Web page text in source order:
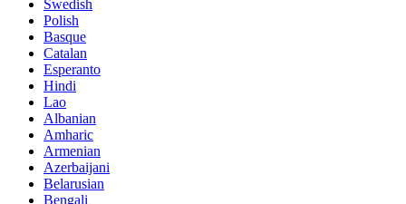
Swedish
Polish
Basque
Catalan
Esperanto
Hindi
Lao
Albanian
Amharic
Armenian
Azerbaijani
Belarusian
Bengali